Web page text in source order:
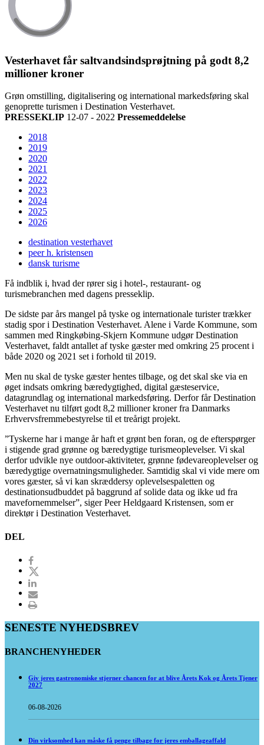
Vesterhavet får saltvandsindsprøjtning på godt 8,2
millioner kroner
Grøn omstilling, digitalisering og international markedsføring skal
genoprette turismen i Destination Vesterhavet.
PRESSEKLIP 12-07 - 2022 Pressemeddelelse
2018
2019
2020
2021
2022
2023
2024
2025
2026
destination vesterhavet
peer h. kristensen
dansk turisme
Få indblik i, hvad der rører sig i hotel-, restaurant- og
turismebranchen med dagens presseklip.
De sidste par års mangel på tyske og internationale turister trækker
stadig spor i Destination Vesterhavet. Alene i Varde Kommune, som
sammen med Ringkøbing-Skjern Kommune udgør Destination
Vesterhavet, faldt antallet af tyske gæster med omkring 25 procent i
både 2020 og 2021 set i forhold til 2019.
Men nu skal de tyske gæster hentes tilbage, og det skal ske via en
øget indsats omkring bæredygtighed, digital gæsteservice,
datagrundlag og international markedsføring. Derfor får Destination
Vesterhavet nu tilført godt 8,2 millioner kroner fra Danmarks
Erhvervsfremmebestyrelse til et treårigt projekt.
”Tyskerne har i mange år haft et grønt ben foran, og de efterspørger
i stigende grad grønne og bæredygtige turismeoplevelser. Vi skal
derfor udvikle nye outdoor-aktiviteter, grønne fødevareoplevelser og
bæredygtige overnatningsmuligheder. Samtidig skal vi vide mere om
vores gæster, så vi kan skræddersy oplevelsespaletten og
destinationsudbuddet på baggrund af solide data og ikke ud fra
mavefornemmelser”, siger Peer Heldgaard Kristensen, som er
direktør i Destination Vesterhavet.
DEL
SENESTE NYHEDSBREV
BRANCHENYHEDER
Giv jeres gastronomiske stjerner chancen for at blive Årets Kok og Årets Tjener
2027
06-08-2026
Din virksomhed kan måske få penge tilbage for jeres emballageaffald